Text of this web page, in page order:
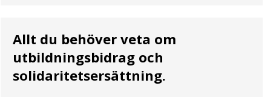
Allt du behöver veta om
utbildningsbidrag och
solidaritetsersättning.